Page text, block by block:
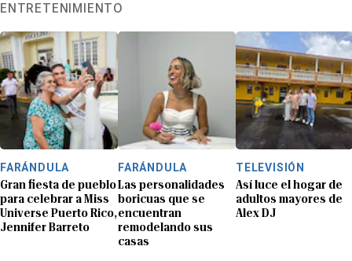
ENTRETENIMIENTO
FARÁNDULA
Gran fiesta de pueblo
para celebrar a Miss
Universe Puerto Rico,
Jennifer Barreto
FARÁNDULA
Las personalidades
boricuas que se
encuentran
remodelando sus
casas
TELEVISIÓN
Así luce el hogar de
adultos mayores de
Alex DJ